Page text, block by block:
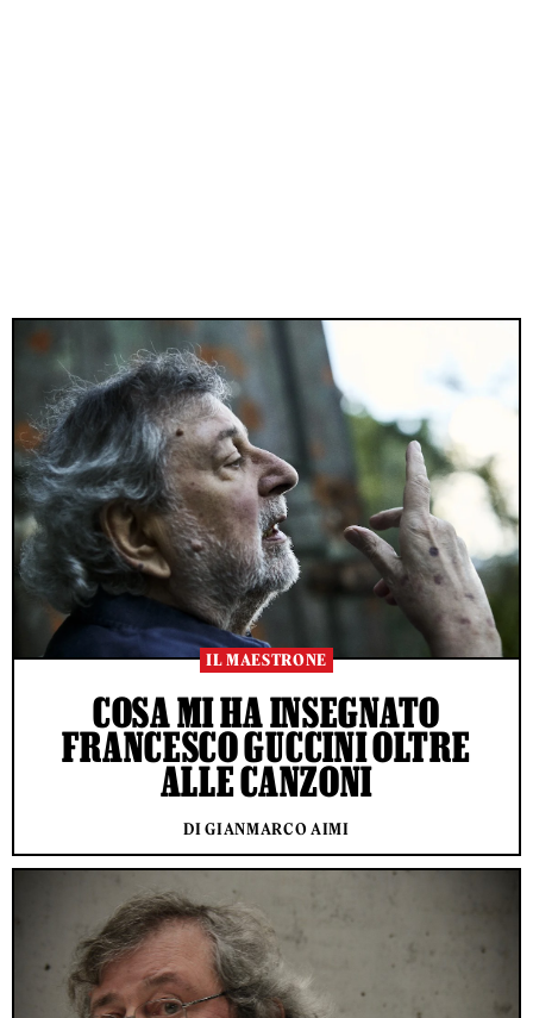
IL MAESTRONE
COSA MI HA INSEGNATO
FRANCESCO GUCCINI OLTRE
ALLE CANZONI
DI GIANMARCO AIMI